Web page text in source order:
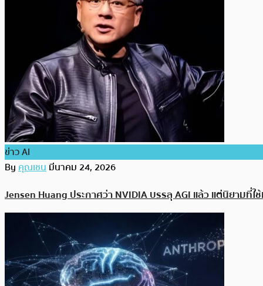
ข่าว AI
Byคุณเชนมีนาคม 24, 2026
Jensen Huang ประกาศว่า NVIDIA บรรลุ AGI แล้ว แต่นิยามที่